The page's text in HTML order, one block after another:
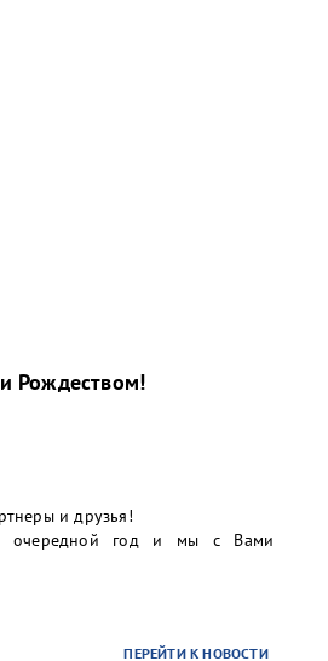
Рождеством!
и друзья!
очередной год и мы с Вами
ПЕРЕЙТИ К НОВОСТИ